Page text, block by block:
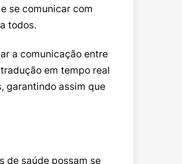
se comunicar com
todos.
a comunicação entre
em tempo real
garantindo assim que
de saúde possam se